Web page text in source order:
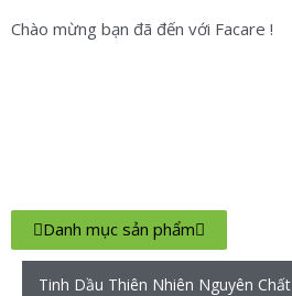
Chào mừng bạn đã đến với Facare !
Danh mục sản phẩm
Tinh Dầu Thiên Nhiên Nguyên Chất